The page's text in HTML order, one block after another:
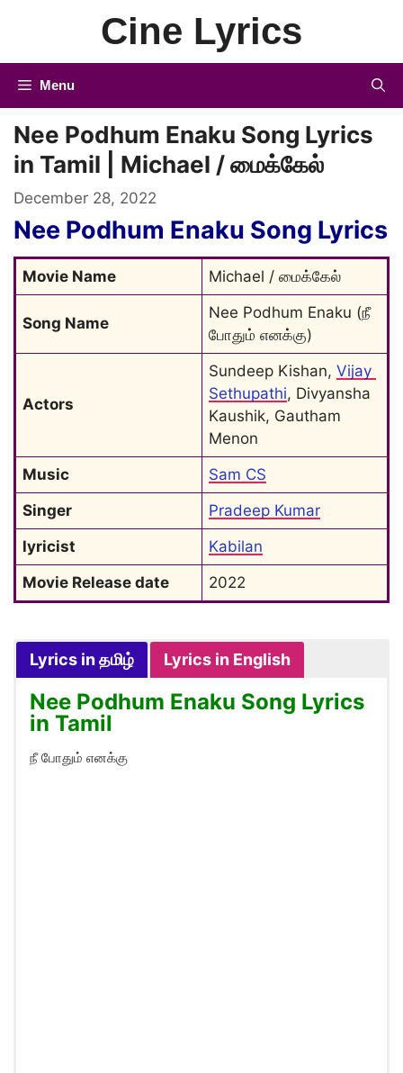
Cine Lyrics
Menu
Nee Podhum Enaku Song Lyrics
in Tamil | Michael / மைக்கேல்
December 28, 2022
Nee Podhum Enaku Song Lyrics
Movie Name Michael / மைக்கேல்
Song Name
Nee Podhum Enaku (நீ
போதும் எனக்கு)
Actors
Sundeep Kishan, Vijay
Sethupathi, Divyansha
Kaushik, Gautham
Menon
Music
Sam CS
Singer
Pradeep Kumar
lyricist
Kabilan
Movie Release date
2022
Lyrics in தமிழ் Lyrics in English
Nee Podhum Enaku Song Lyrics
in Tamil
நீ போதும் எனக்கு